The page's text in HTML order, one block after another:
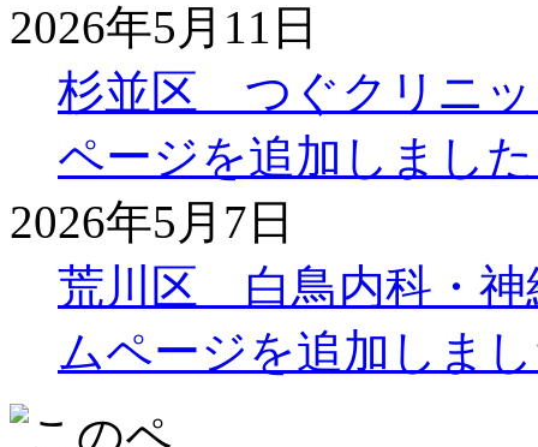
2026年5月11日
杉並区 つぐクリニッ
ページを追加しまし
2026年5月7日
荒川区 白鳥内科・神
ムページを追加しま